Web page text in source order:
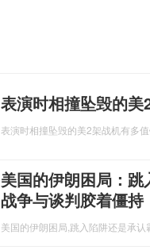
表演时相撞坠毁的
表演时相撞坠毁的美2架战机有多
美国的伊朗困局：跳
战争与谈判胶着僵持
美国的伊朗困局,跳入陷阱还是承认